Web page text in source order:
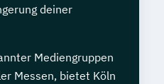
deiner
Mediengruppen
Messen, bietet Köln